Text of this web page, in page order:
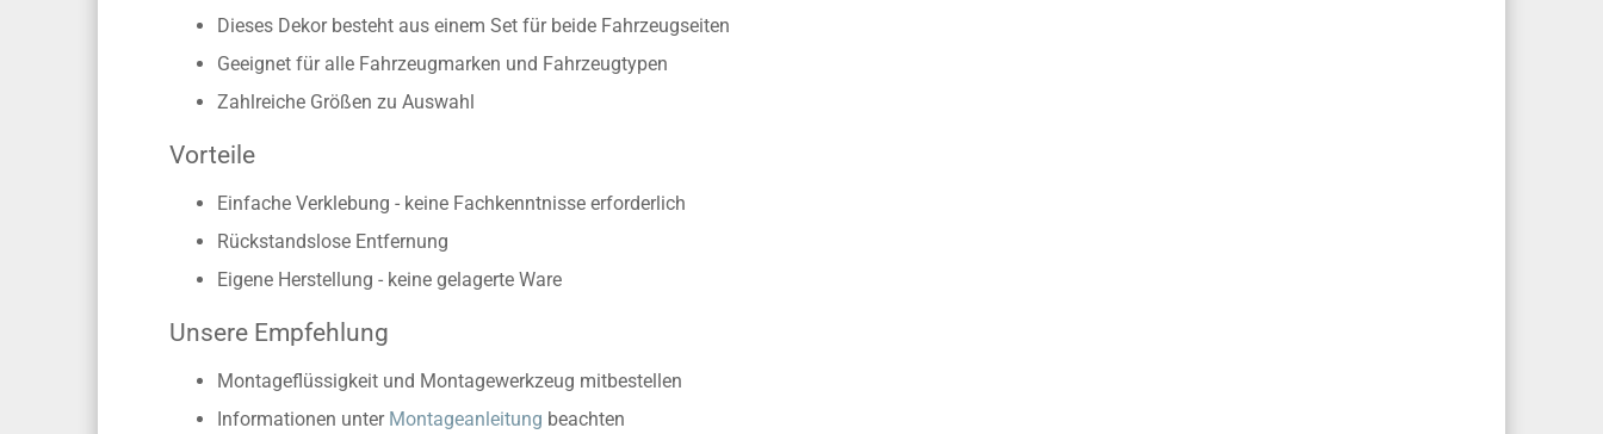
Dieses Dekor besteht aus einem Set für beide Fahrzeugseiten
Geeignet für alle Fahrzeugmarken und Fahrzeugtypen
Zahlreiche Größen zu Auswahl
Vorteile
Einfache Verklebung - keine Fachkenntnisse erforderlich
Rückstandslose Entfernung
Eigene Herstellung - keine gelagerte Ware
Unsere Empfehlung
Montageflüssigkeit und Montagewerkzeug mitbestellen
Informationen unter Montageanleitung beachten